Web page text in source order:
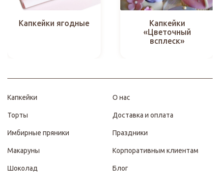
Капкейки ягодные
Капкейки
«Цветочный
всплеск»
Капкейки
Торты
Имбирные пряники
Макаруны
Шоколад
О нас
Доставка и оплата
Праздники
Корпоративным клиентам
Блог